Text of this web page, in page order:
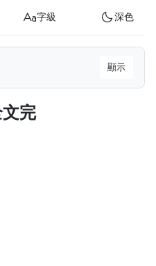
字級 深色
顯示
，信不信由你！
完
清單